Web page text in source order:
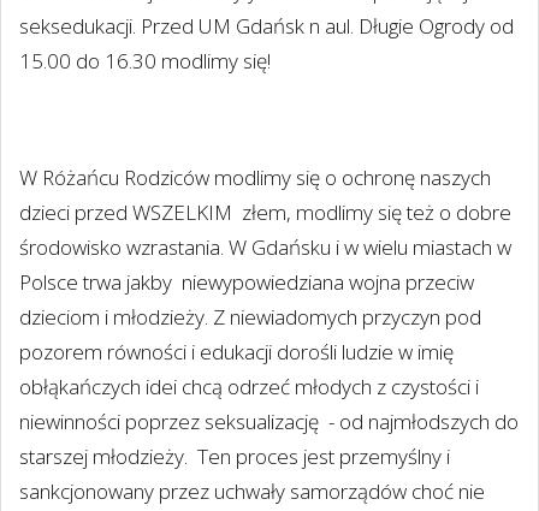
seksedukacji. Przed UM Gdańsk n aul. Długie Ogrody od
15.00 do 16.30 modlimy się!
W Różańcu Rodziców modlimy się o ochronę naszych
dzieci przed WSZELKIM złem, modlimy się też o dobre
środowisko wzrastania. W Gdańsku i w wielu miastach w
Polsce trwa jakby niewypowiedziana wojna przeciw
dzieciom i młodzieży. Z niewiadomych przyczyn pod
pozorem równości i edukacji dorośli ludzie w imię
obłąkańczych idei chcą odrzeć młodych z czystości i
niewinności poprzez seksualizację - od najmłodszych do
starszej młodzieży. Ten proces jest przemyślny i
sankcjonowany przez uchwały samorządów choć nie